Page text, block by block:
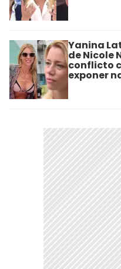
Yanina
de Nicole
conflicto
exponer